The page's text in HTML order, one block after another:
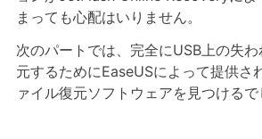
まっても心配はいりません。
次のパートでは、完全にUSB上の失
元するためにEaseUSによって提供さ
ァイル復元ソフトウェアを見つけるで